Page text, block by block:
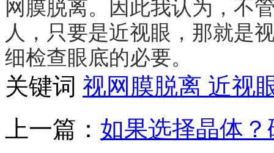
网膜脱离。因此我认为，不
人，只要是近视眼，那就是
细检查眼底的必要。
关键词 视网膜脱离 近视
上一篇： 如果选择晶体